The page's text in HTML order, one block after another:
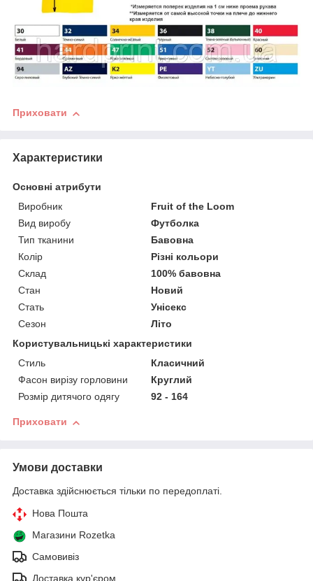
Приховати
Характеристики
Основні атрибути
Виробник
Fruit of the Loom
Вид виробу
Футболка
Тип тканини
Бавовна
Колір
Різні кольори
Склад
100% бавовна
Стан
Новий
Стать
Унісекс
Сезон
Літо
Користувальницькі характеристики
Стиль
Класичний
Фасон вирізу горловини
Круглий
Розмір дитячого одягу
92 - 164
Приховати
Умови доставки
Доставка здійснюється тільки по передоплаті.
Нова Пошта
Магазини Rozetka
Самовивіз
Доставка кур'єром